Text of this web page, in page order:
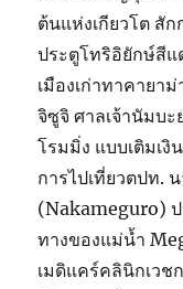
ต้นแห่งเกียวโต สั
ประตูโทริอิยักษ์สีแ
เมืองเก่าทาคาย
จิซูจิ ศาลเจ้านัมบ
โรมมิ่ง แบบเติมเ
การไปเที่ยวตปท.
(Nakameguro)
ทางของแม่น้ำ
เมดิแคร์คลินิกเว